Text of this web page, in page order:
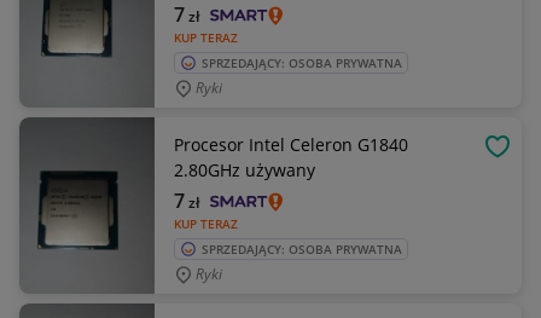
KUP TERAZ
7zł
SPRZEDAJĄCY: OSOBA PRYWATNA
Ryki
Procesor Intel Celeron G1840
2.80GHz używany
KUP TERAZ
7zł
SPRZEDAJĄCY: OSOBA PRYWATNA
Ryki